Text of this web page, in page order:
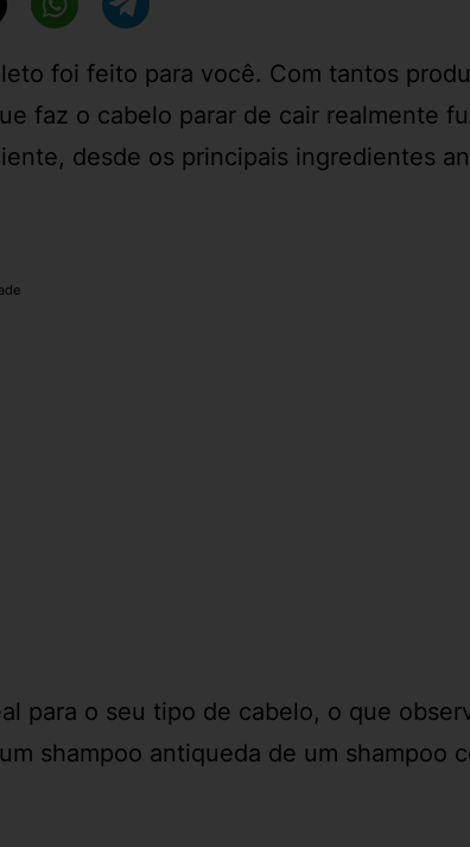
foi feito para você. Com tantos
faz o cabelo parar de cair realmente
desde os principais ingredientes
para o seu tipo de cabelo, o que
shampoo antiqueda de um shampoo